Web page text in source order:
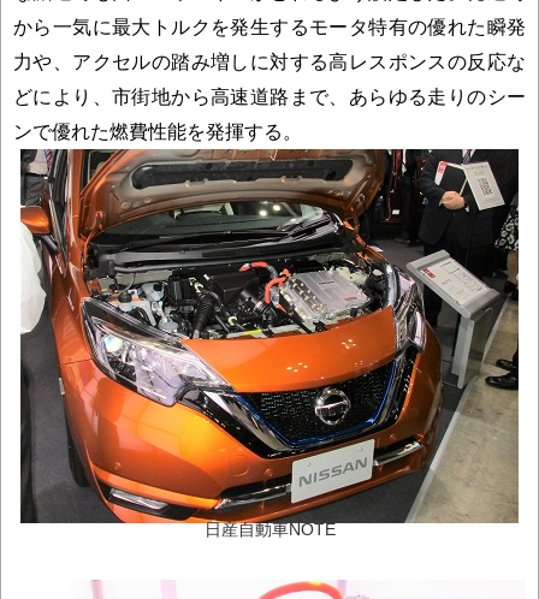
から一気に最大トルクを発生するモータ特有の優れた瞬発
力や、アクセルの踏み増しに対する高レスポンスの反応な
どにより、市街地から高速道路まで、あらゆる走りのシー
ンで優れた燃費性能を発揮する。
日産自動車NOTE